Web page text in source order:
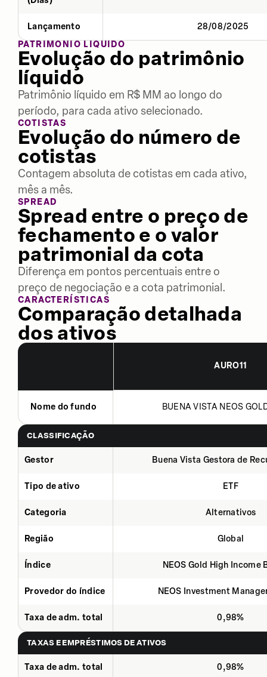
Lançamento
28/08/2025
PATRIMÔNIO LÍQUIDO
Evolução do patrimônio
líquido
Patrimônio líquido em R$ MM ao longo do
período, para cada ativo selecionado.
COTISTAS
Evolução do número de
cotistas
Contagem absoluta de cotistas em cada ativo,
mês a mês.
SPREAD
Spread entre o preço de
fechamento e o valor
patrimonial da cota
Diferença em pontos percentuais entre o
preço de negociação e a cota patrimonial.
CARACTERÍSTICAS
Comparação detalhada
dos ativos
AURO11
Nome do fundo BUENA VISTA NEOS
CLASSIFICAÇÃO
Gestor Buena Vista Gestora de
Tipo de ativo ETF
Categoria Alternativos
Região Global
Índice NEOS Gold High Income
Provedor do índice NEOS Investment
Taxa de adm. total 0,98%
TAXAS E EMPRÉSTIMOS DE ATIVOS
Taxa de adm. total 0,98%